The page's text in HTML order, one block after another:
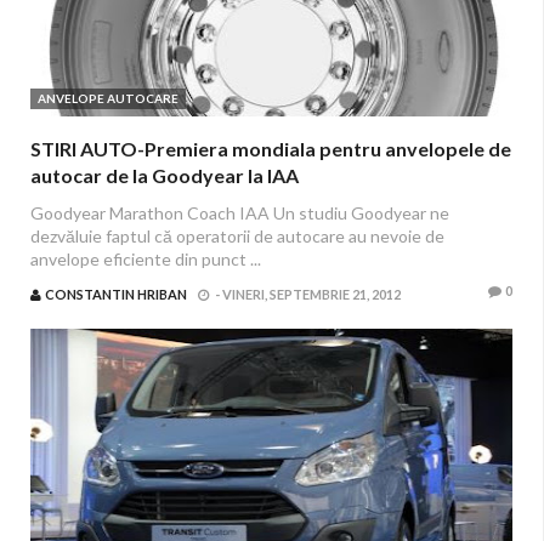
ANVELOPE AUTOCARE
STIRI AUTO-Premiera mondiala pentru anvelopele de
autocar de la Goodyear la IAA
Goodyear Marathon Coach IAA Un studiu Goodyear ne
dezvăluie faptul că operatorii de autocare au nevoie de
anvelope eficiente din punct ...
CONSTANTIN HRIBAN -VINERI, SEPTEMBRIE 21, 2012 0